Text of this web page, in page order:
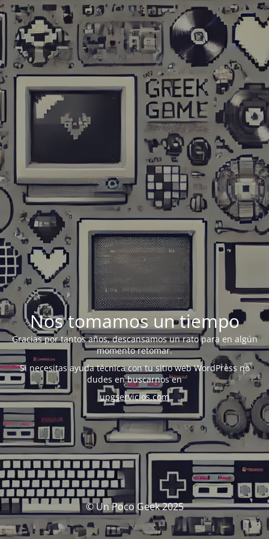
Nos tomamos un tiempo
Gracias por tantos años, descansamos un rato para en algún
momento retomar.
Si necesitas ayuda técnica con tu sitio web WordPress no
dudes en buscarnos en
upgservicios.com
© Un Poco Geek 2025